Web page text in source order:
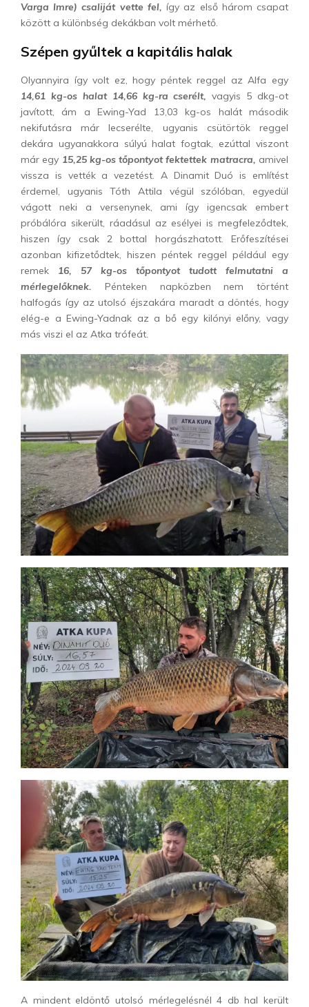
Varga Imre) csaliját vette fel, így az első három csapat
között a különbség dekákban volt mérhető.
Szépen gyűltek a kapitális halak
Olyannyira így volt ez, hogy péntek reggel az Alfa egy
14,61 kg-os halat 14,66 kg-ra cserélt, vagyis 5 dkg-ot
javított, ám a Ewing-Yad 13,03 kg-os halát második
nekifutásra már lecserélte, ugyanis csütörtök reggel
dekára ugyanakkora súlyú halat fogtak, ezúttal viszont
már egy 15,25 kg-os tőpontyot fektettek matracra, amivel
vissza is vették a vezetést. A Dinamit Duó is említést
érdemel, ugyanis Tóth Attila végül szólóban, egyedül
vágott neki a versenynek, ami így igencsak embert
próbálóra sikerült, ráadásul az esélyei is megfeleződtek,
hiszen így csak 2 bottal horgászhatott. Erőfeszítései
azonban kifizetődtek, hiszen péntek reggel például egy
remek 16, 57 kg-os tőpontyot tudott felmutatni a
mérlegelőknek.
Pénteken napközben nem történt
halfogás így az utolsó éjszakára maradt a döntés, hogy
elég-e a Ewing-Yadnak az a bő egy kilónyi előny, vagy
más viszi el az Atka trófeát.
A mindent eldöntő utolsó mérlegelésnél 4 db hal került